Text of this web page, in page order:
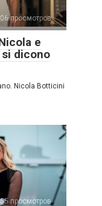
просмотров
e
si dicono
Nicola Botticini
просмотров